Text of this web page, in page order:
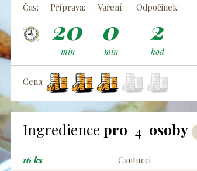
Čas: Příprava: Vaření: Odpočinek:
20
min
0
min
2
hod
Cena:
Ingredience pro osoby
16 ks
Cantucci